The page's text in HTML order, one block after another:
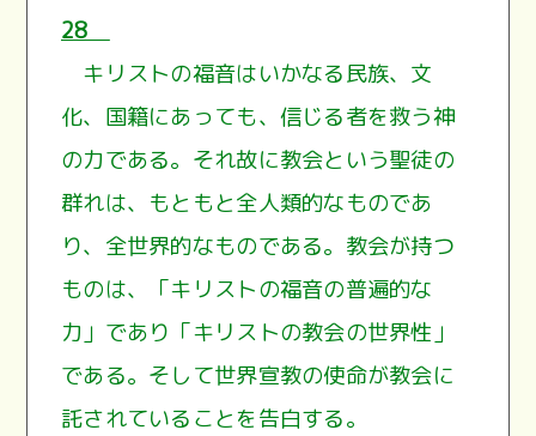
28
キリストの福音はいかなる民族、文
化、国籍にあっても、信じる者を救う神
の力である。それ故に教会という聖徒の
群れは、もともと全人類的なものであ
り、全世界的なものである。教会が持つ
ものは、「キリストの福音の普遍的な
力」であり「キリストの教会の世界性」
である。そして世界宣教の使命が教会に
託されていることを告白する。